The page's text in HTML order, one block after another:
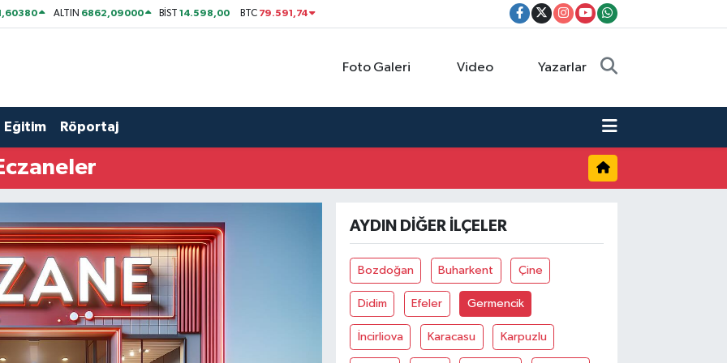
ALTIN 6862,09000 BİST14.598,00 BTC 79.591,74
Foto Galeri Video Yazarlar
Eğitim Röportaj
AYDIN DIĞER İLÇELER
Bozdoğan Buharkent Çine
Didim Efeler Germencik
İncirliova Karacasu Karpuzlu